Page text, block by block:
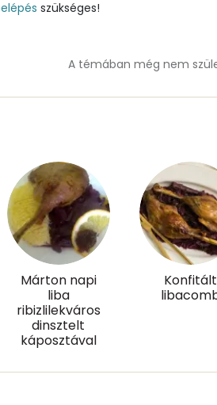
szükséges!
A témában még nem
Márton napi
liba
ribizlilekváros
dinsztelt
káposztával
Konfitált